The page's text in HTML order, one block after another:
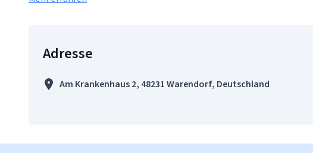
Adresse
Am Krankenhaus 2, 48231 Warendorf, Deutschland